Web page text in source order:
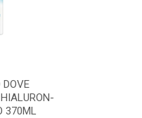
DOVE
370ML